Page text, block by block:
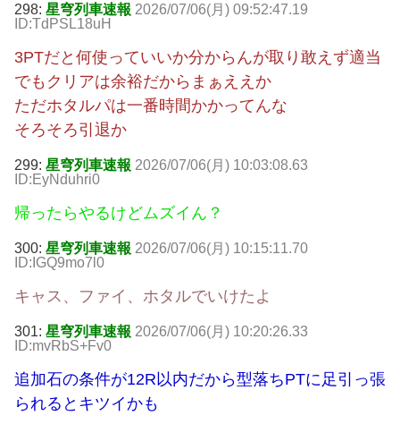
298: 星穹列車速報 2026/07/06(月) 09:52:47.19
ID:TdPSL18uH
3PTだと何使っていいか分からんが取り敢えず適当
でもクリアは余裕だからまぁええか
ただホタルパは一番時間かかってんな
そろそろ引退か
299: 星穹列車速報 2026/07/06(月) 10:03:08.63
ID:EyNduhri0
帰ったらやるけどムズイん？
300: 星穹列車速報 2026/07/06(月) 10:15:11.70
ID:IGQ9mo7l0
キャス、ファイ、ホタルでいけたよ
301: 星穹列車速報 2026/07/06(月) 10:20:26.33
ID:mvRbS+Fv0
追加石の条件が12R以内だから型落ちPTに足引っ張
られるとキツイかも